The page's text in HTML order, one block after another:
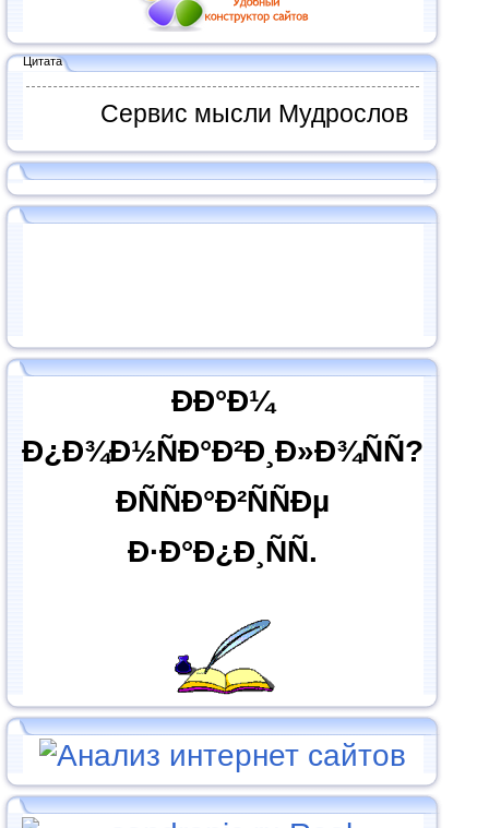
Цитата
Сервис мысли Мудрослов
ÐÐ°Ð¼
Ð¿Ð¾Ð½ÑÐ°Ð²Ð¸Ð»Ð¾ÑÑ?
ÐÑÑÐ°Ð²ÑÑÐµ
Ð·Ð°Ð¿Ð¸ÑÑ.